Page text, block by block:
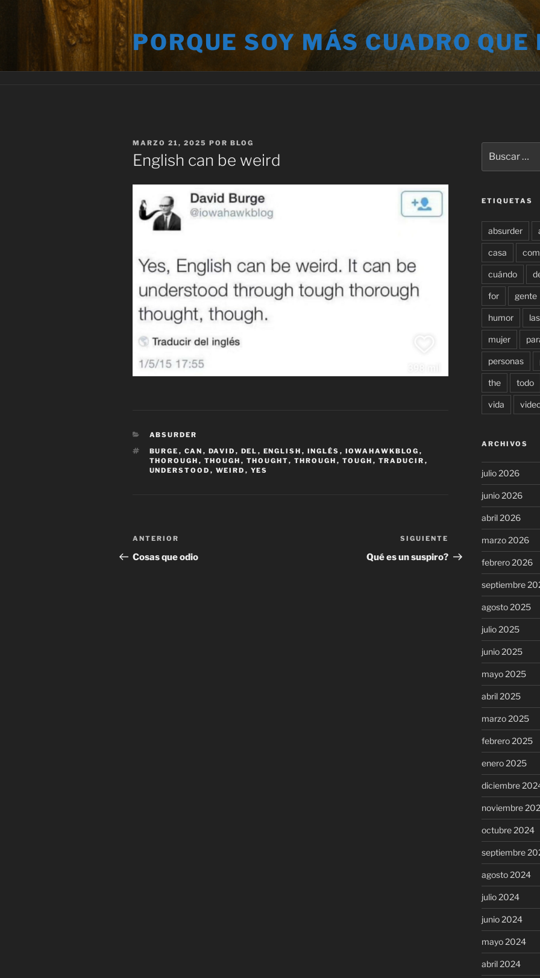
PORQUE SOY MÁS CUADRO QUE
PUBLICADO
EL
MARZO 21, 2025 POR BLOG
English can be weird
CATEGORÍAS
ABSURDER
ETIQUETAS
BURGE , CAN , DAVID , DEL , ENGLISH , INGLÉS , IOWAHAWKBLOG ,
THOROUGH , THOUGH , THOUGHT, THROUGH , TOUGH , TRADUCIR ,
UNDERSTOOD , WEIRD , YES
Navegación
de
Entrada
anterior:
ANTERIOR
Cosas que odio
Siguiente
entrada
SIGUIENTE
Qué es un suspiro?
por:
ETIQUETAS
absurder
casa
cuándo
for gente
humor las
mujer
personas
the todo
vida
ARCHIVOS
julio 2026
junio 2026
abril 2026
marzo 2026
febrero 2026
septiembre
agosto 2025
julio 2025
junio 2025
mayo 2025
abril 2025
marzo 2025
febrero 2025
enero 2025
diciembre
noviembre
octubre 2024
septiembre
agosto 2024
julio 2024
junio 2024
mayo 2024
abril 2024